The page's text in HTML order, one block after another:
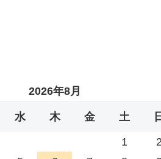
2026年8月
水 木 金 土
1